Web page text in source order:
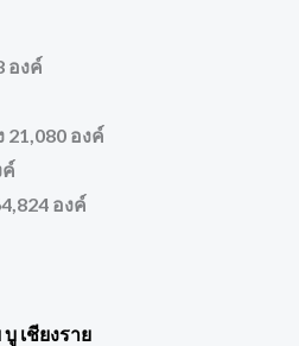
องค์
21,080 องค์
ค์
องค์
เชียงราย